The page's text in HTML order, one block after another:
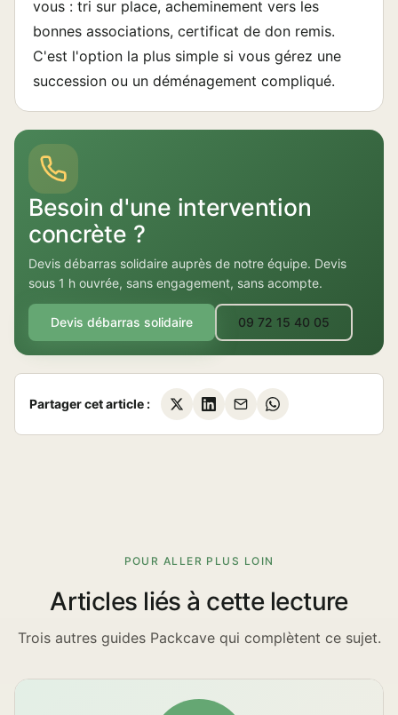
vous : tri sur place, acheminement vers les
bonnes associations, certificat de don remis.
C'est l'option la plus simple si vous gérez une
succession ou un déménagement compliqué.
Besoin d'une intervention
concrète ?
Devis débarras solidaire auprès de notre équipe. Devis
sous 1 h ouvrée, sans engagement, sans acompte.
Devis débarras solidaire 09 72 15 40 05
Partager cet article :
POUR ALLER PLUS LOIN
Articles liés à cette lecture
Trois autres guides Packcave qui complètent ce sujet.